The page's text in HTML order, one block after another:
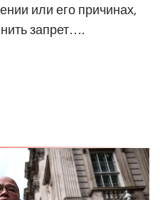
или его причинах,
запрет….